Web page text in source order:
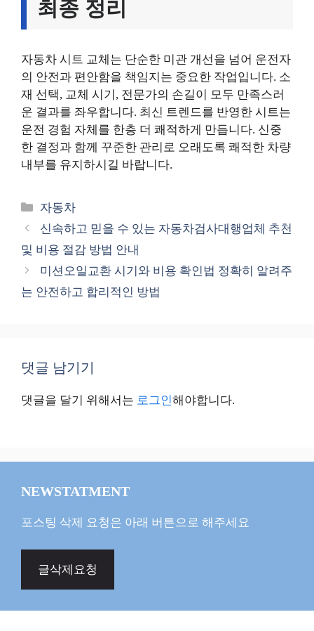
최종 정리
자동차 시트 교체는 단순한 미관 개선을 넘어 운전자
의 안전과 편안함을 책임지는 중요한 작업입니다. 소
재 선택, 교체 시기, 전문가의 손길이 모두 만족스러
운 결과를 좌우합니다. 최신 트렌드를 반영한 시트는
운전 경험 자체를 한층 더 쾌적하게 만듭니다. 신중
한 결정과 함께 꾸준한 관리로 오래도록 쾌적한 차량
내부를 유지하시길 바랍니다.
카
테
리
자동차
신속하고 믿을 수 있는 자동차검사대행업체 추천
및 비용 절감 방법 안내
미션오일교환 시기와 비용 확인법 정확히 알려주
는 안전하고 합리적인 방법
댓글 남기기
댓글을 달기 위해서는 로그인해야합니다.
NEWSTATMENT
포스팅 삭제 요청은 아래 버튼으로 해주세요
글삭제요청